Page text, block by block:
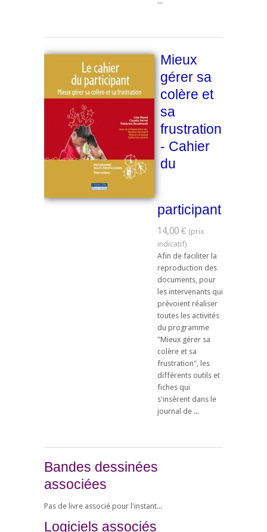
Mieux
gérer sa
colère et
sa
frustration
- Cahier
du
participant
14,00 €
Afin de faciliter la
reproduction des
documents, pour
les intervenants qui
prévoient réaliser
toutes les activités
du programme
"Mieux gérer sa
colère et sa
frustration", les
différents outils et
fiches qui
s'insèrent dans le
journal de ...
Bandes dessinées
associées
Pas de livre associé pour l'instant...
Logiciels associés